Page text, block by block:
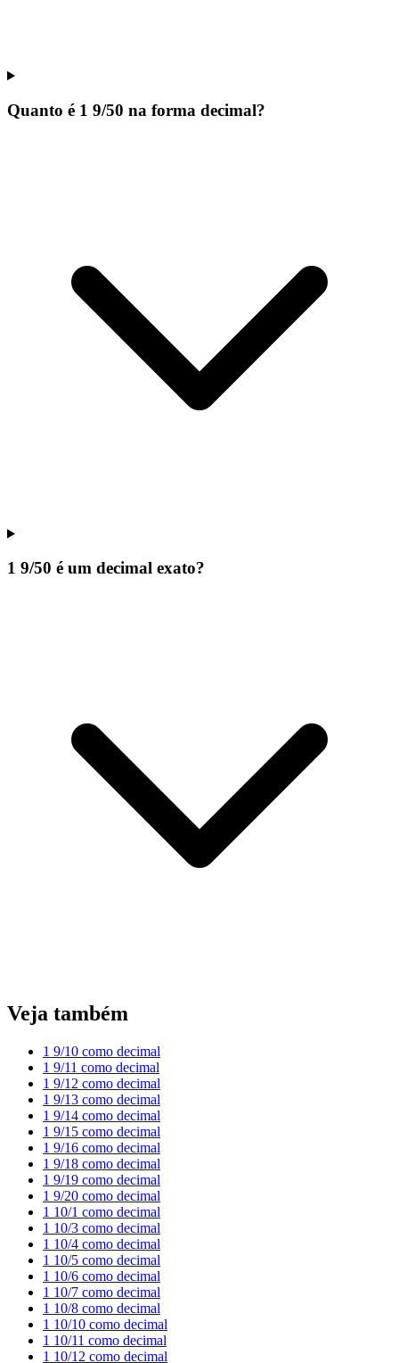
Quanto é 1 9/50 na forma decimal?
1 9/50 é um decimal exato?
Veja também
1 9/10 como decimal
1 9/11 como decimal
1 9/12 como decimal
1 9/13 como decimal
1 9/14 como decimal
1 9/15 como decimal
1 9/16 como decimal
1 9/18 como decimal
1 9/19 como decimal
1 9/20 como decimal
1 10/1 como decimal
1 10/3 como decimal
1 10/4 como decimal
1 10/5 como decimal
1 10/6 como decimal
1 10/7 como decimal
1 10/8 como decimal
1 10/10 como decimal
1 10/11 como decimal
1 10/12 como decimal